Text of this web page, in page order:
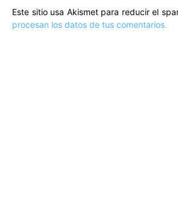
Este sitio usa Akismet para reducir el
procesan los datos de tus comentarios.